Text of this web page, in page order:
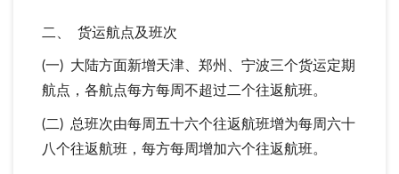
二、 货运航点及班次
(一) 大陆方面新增天津、郑州、宁波三个货运定期
航点，各航点每方每周不超过二个往返航班。
(二) 总班次由每周五十六个往返航班增为每周六十
八个往返航班，每方每周增加六个往返航班。